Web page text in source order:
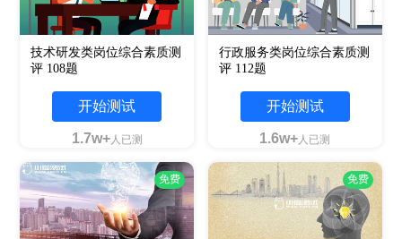
技术研发类岗位综合素质测
评 108题
开始测试
1.7w+人已测
行政服务类岗位综合素质测
评 112题
开始测试
1.6w+人已测
免费 免费